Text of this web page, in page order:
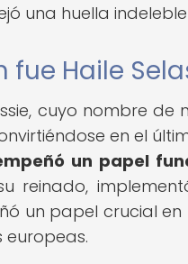
una huella
fue Haile
cuyo nombre
en el
un papel
reinado,
un papel crucial
europeas.